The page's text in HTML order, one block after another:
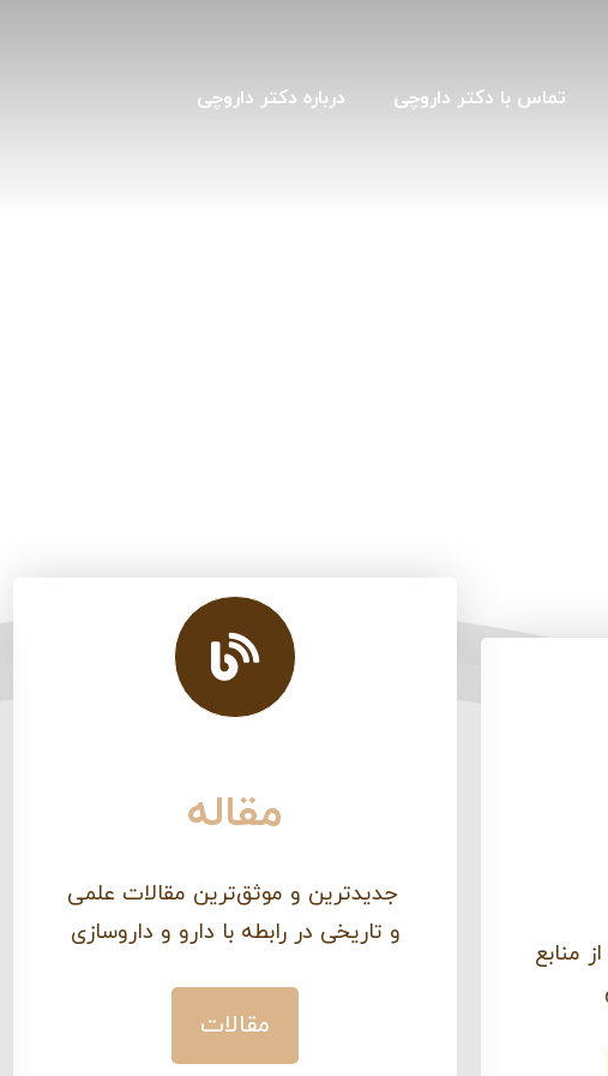
تماس با دکتر داروچی درباره دکتر داروچی
منابع
مقاله
جدید‌ترین و موثق‌ترین مقالات علمی
و تاریخی در رابطه با دارو و داروسازی
مقالات